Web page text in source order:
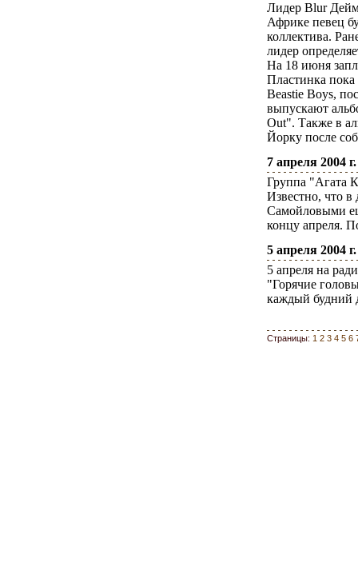
Лидер Blur
Африке певец
коллектива.
лидер
На 18 июня
Пластинка пока
Beastie Boys,
выпускают
Out". Также в
Йорку после
7 апреля 2004 г.
Группа "Агата
Известно, что в
Самойловыми
концу апреля.
5 апреля 2004 г.
5 апреля на
"Горячие
каждый будний
Страницы: 1 2 3 4 5 6